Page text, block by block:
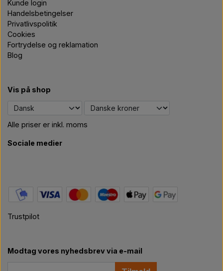
Kunde login
Handelsbetingelser
Privatlivspolitik
Cookies
Fortrydelse og reklamation
Blog
Vis på shop
Alle priser er inkl. moms
Sociale medier
Trustpilot
Modtag vores nyhedsbrev via e-mail